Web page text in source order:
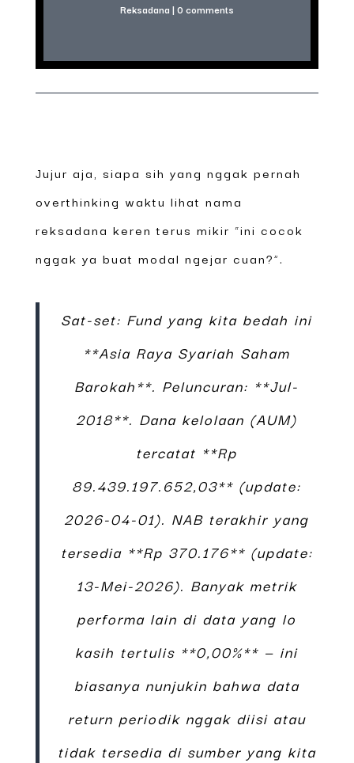
Reksadana | 0 comments
Jujur aja, siapa sih yang nggak pernah
overthinking waktu lihat nama
reksadana keren terus mikir “ini cocok
nggak ya buat modal ngejar cuan?”.
Sat-set: Fund yang kita bedah ini
**Asia Raya Syariah Saham
Barokah**. Peluncuran: **Jul-
2018**. Dana kelolaan (AUM)
tercatat **Rp
89.439.197.652,03** (update:
2026-04-01). NAB terakhir yang
tersedia **Rp 370.176** (update:
13-Mei-2026). Banyak metrik
performa lain di data yang lo
kasih tertulis **0,00%** — ini
biasanya nunjukin bahwa data
return periodik nggak diisi atau
tidak tersedia di sumber yang kita